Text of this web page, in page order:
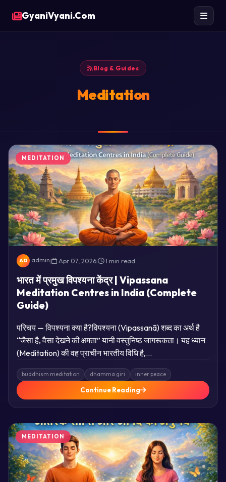
GyaniVyani.Com
Blog & Guides
Meditation
MEDITATION
AD admin| Apr 07, 2026| 1 min read
भारत में प्रमुख विपश्यना केंद्र | Vipassana
Meditation Centres in India (Complete
Guide)
परिचय — विपश्यना क्या है?विपश्यना (Vipassanā) शब्द का अर्थ है
“जैसा है, वैसा देखने की क्षमता” यानी वस्तुनिष्ठ जागरूकता। यह ध्यान
(Meditation) की वह प्राचीन भारतीय विधि है,…
buddhism meditation dhamma giri inner peace
Continue Reading
MEDITATION